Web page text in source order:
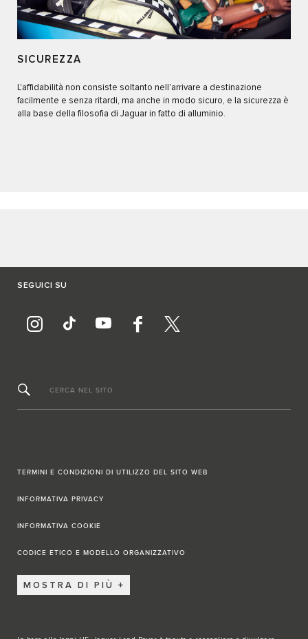
SICUREZZA
L'affidabilità non consiste soltanto nell'arrivare a destinazione
facilmente e senza ritardi, ma anche in modo sicuro, e la sicurezza è
alla base della filosofia di Jaguar in fatto di alluminio.
SEGUICI SU
CERCA NEL SITO
TERMINI E CONDIZIONI DI UTILIZZO DEL SITO WEB
INFORMATIVA PRIVACY
INFORMATIVA COOKIE
CODICE ETICO E MODELLO ORGANIZZATIVO
MOSTRA DI PIÙ